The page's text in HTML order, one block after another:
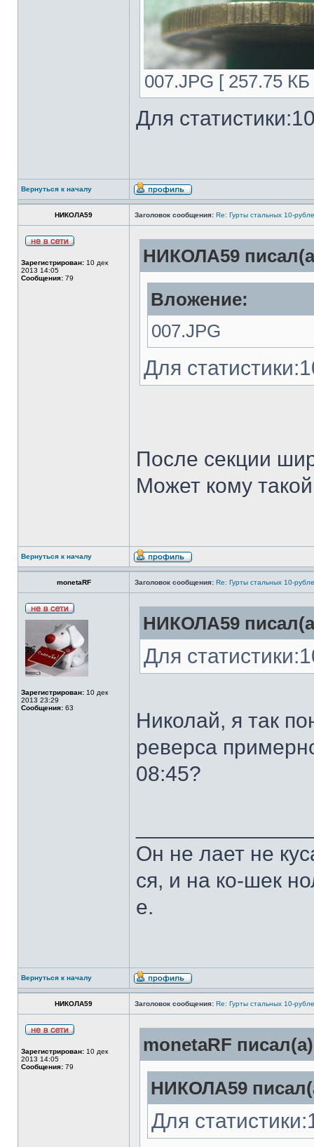
007.JPG [ 257.75
Для
Вернуться к началу
НИКОЛА59 Заголовок сообщения: Re: Гурты стальных 10-
Зарегистрирован: 10 дек
2013 14:05
Сообщения: 79
НИКОЛА59
Вложение:
007.JPG
Для
После секции
Может кому
Вернуться к началу
monetaRF Заголовок сообщения: Re: Гурты стальных 10-
Зарегистрирован: 10 дек
2013 23:29
Сообщения: 63
НИКОЛА59
Для
Николай, я так
реверса
08:45?
Он не лает не
ся, и на ко-шек
е.
Вернуться к началу
НИКОЛА59 Заголовок сообщения: Re: Гурты стальных 10-
Зарегистрирован: 10 дек
2013 14:05
Сообщения: 79
monetaRF
НИКОЛА59
Для